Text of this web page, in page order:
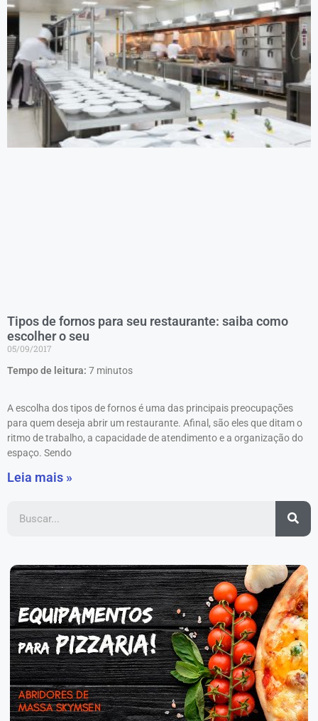
Tipos de fornos para seu restaurante: saiba como
escolher o seu
05/09/2017
Tempo de leitura: 7 minutos
A escolha dos tipos de fornos é uma das principais preocupações
para quem deseja abrir um restaurante. Afinal, são eles que ditam o
ritmo de trabalho, a capacidade de atendimento e a organização do
espaço. Sendo
Leia mais »